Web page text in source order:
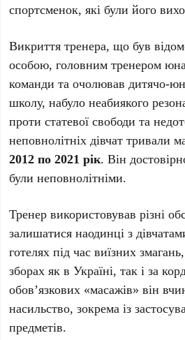
спортсменок, які були його
Викриття тренера, що був
особою, головним тренером
команди та очолював дитячо-
школу, набуло неабиякого
проти статевої свободи та
неповнолітніх дівчат тривали
2012 по 2021 рік. Він
були неповнолітніми.
Тренер використовував різні
залишатися наодинці з
готелях під час виїзних
зборах як в Україні, так і за
обов’язкових «масажів» він
насильство, зокрема із
предметів.